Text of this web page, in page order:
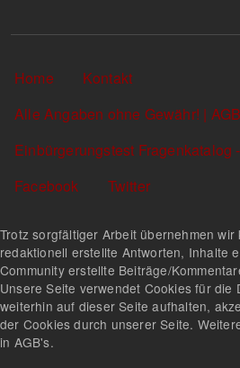
Sekundärlinks
Home
Kontakt
Alle Angaben ohne Gewähr! |
Einbürgerungstest Fragenkatalog
Facebook
Twitter
Trotz sorgfältiger Arbeit übernehmen
redaktionell erstellte Antworten, Inhalte
Community erstellte Beiträge/
Unsere Seite verwendet Cookies für die
weiterhin auf dieser Seite aufhalten,
der Cookies durch unserer Seite.
in AGB's.